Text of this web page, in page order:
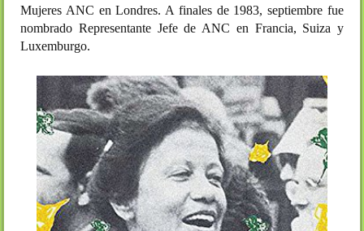
Mujeres ANC en Londres. A finales de 1983, septiembre fue
nombrado Representante Jefe de ANC en Francia, Suiza y
Luxemburgo.